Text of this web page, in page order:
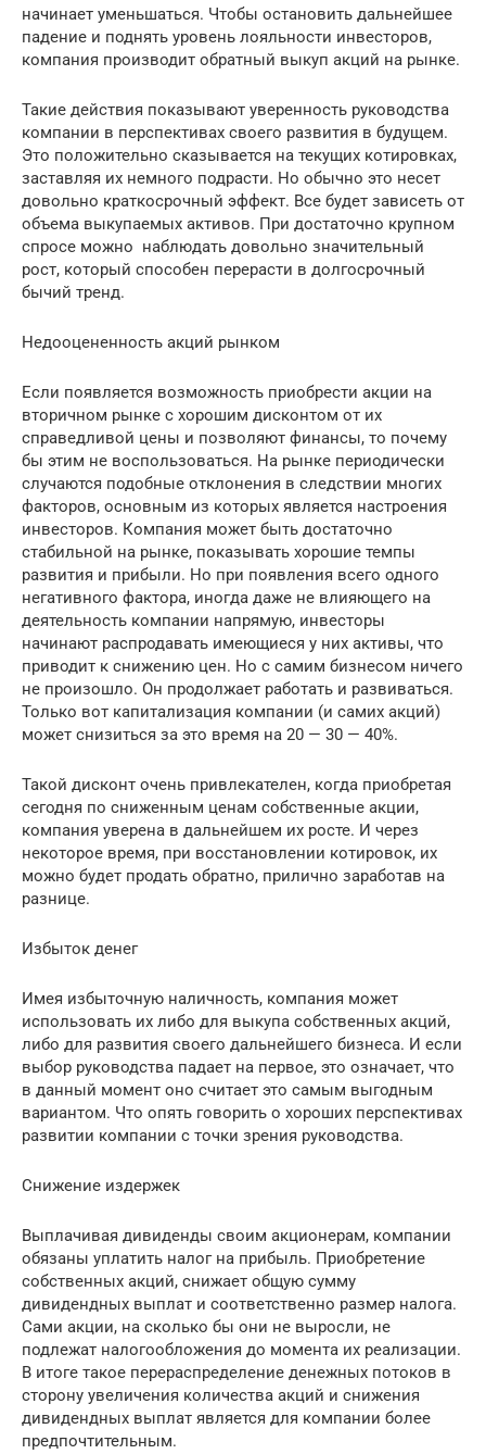
начинает уменьшаться. Чтобы остановить дальнейшее
падение и поднять уровень лояльности инвесторов,
компания производит обратный выкуп акций на рынке.
Такие действия показывают уверенность руководства
компании в перспективах своего развития в будущем.
Это положительно сказывается на текущих котировках,
заставляя их немного подрасти. Но обычно это несет
довольно краткосрочный эффект. Все будет зависеть от
объема выкупаемых активов. При достаточно крупном
спросе можно наблюдать довольно значительный
рост, который способен перерасти в долгосрочный
бычий тренд.
Недооцененность акций рынком
Если появляется возможность приобрести акции на
вторичном рынке с хорошим дисконтом от их
справедливой цены и позволяют финансы, то почему
бы этим не воспользоваться. На рынке периодически
случаются подобные отклонения в следствии многих
факторов, основным из которых является настроения
инвесторов. Компания может быть достаточно
стабильной на рынке, показывать хорошие темпы
развития и прибыли. Но при появления всего одного
негативного фактора, иногда даже не влияющего на
деятельность компании напрямую, инвесторы
начинают распродавать имеющиеся у них активы, что
приводит к снижению цен. Но с самим бизнесом ничего
не произошло. Он продолжает работать и развиваться.
Только вот капитализация компании (и самих акций)
может снизиться за это время на 20 — 30 — 40%.
Такой дисконт очень привлекателен, когда приобретая
сегодня по сниженным ценам собственные акции,
компания уверена в дальнейшем их росте. И через
некоторое время, при восстановлении котировок, их
можно будет продать обратно, прилично заработав на
разнице.
Избыток денег
Имея избыточную наличность, компания может
использовать их либо для выкупа собственных акций,
либо для развития своего дальнейшего бизнеса. И если
выбор руководства падает на первое, это означает, что
в данный момент оно считает это самым выгодным
вариантом. Что опять говорить о хороших перспективах
развитии компании с точки зрения руководства.
Снижение издержек
Выплачивая дивиденды своим акционерам, компании
обязаны уплатить налог на прибыль. Приобретение
собственных акций, снижает общую сумму
дивидендных выплат и соответственно размер налога.
Сами акции, на сколько бы они не выросли, не
подлежат налогообложения до момента их реализации.
В итоге такое перераспределение денежных потоков в
сторону увеличения количества акций и снижения
дивидендных выплат является для компании более
предпочтительным.